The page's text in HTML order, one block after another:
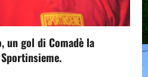
un gol di Comadè la